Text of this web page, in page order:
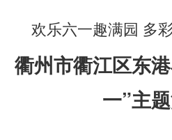
欢乐六一趣满园 多
衢州市衢江区东
一”主